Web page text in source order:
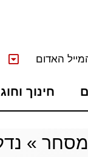
האדום
חינוך
»